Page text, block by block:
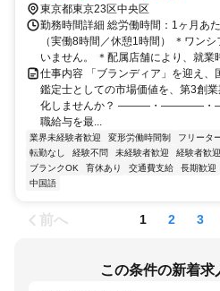
東京都東京23区中央区
勤務時間詳細 総労働時間：1ヶ月あ
（実働8時間／休憩1時間） ＊ワン
いません。 ＊配属店舗により、就業
仕事内容 「ブランディア」を迎え、
鑑定士としての市場価値を、第3創
化しませんか？ ―――・――――・
職給与を最...
業界未経験者歓迎 変形労働時間制 フリータ
転勤なし
経験不問 未経験者歓迎 経験者歓迎
ブランクOK
育休あり 交通費支給 長期歓迎
中国語
前へ 1 2 3
この条件の新着求